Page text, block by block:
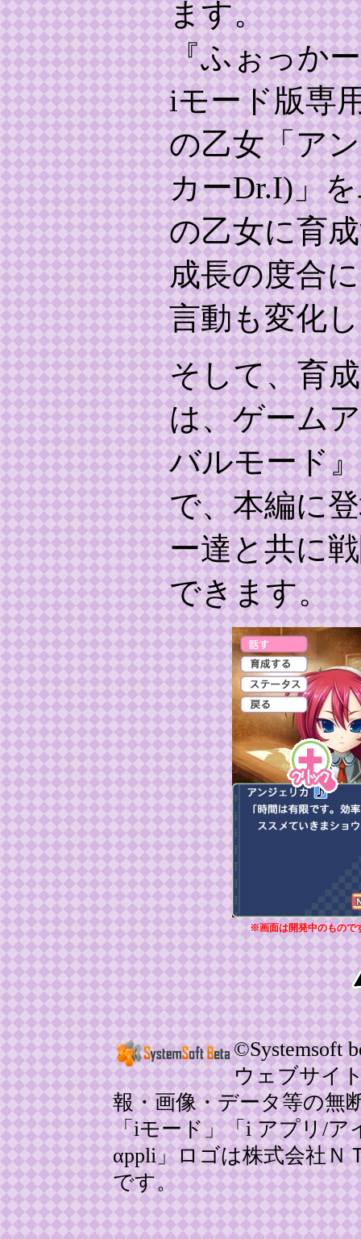
ます。
『ふぉっか
iモード版専
の乙女「ア
カーDr.I)」
の乙女に育
成長の度合
言動も変化
そして、育
は、ゲーム
バルモード
で、本編に
ー達と共に
できます。
※画面は開発中のもので
©Systemsoft
ウェブサイ
報・画像・データ等の無
「iモード」「i アプリ/ア
αppli」ロゴは株式会社Ｎ
です。